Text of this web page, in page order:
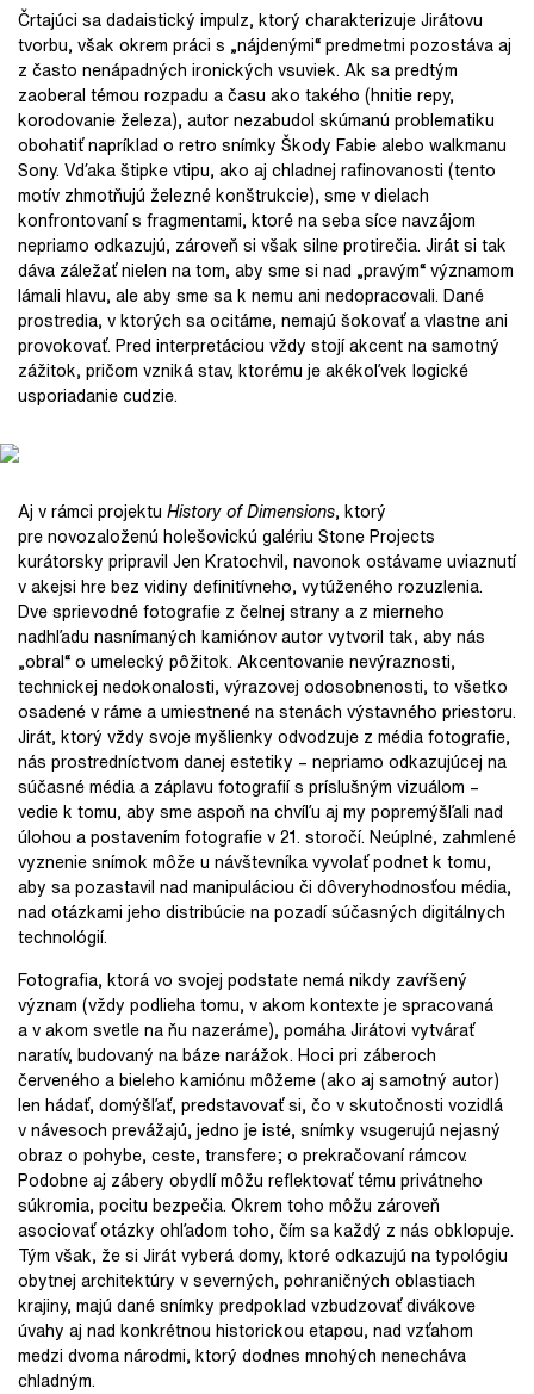
Črtajúci sa dadaistický impulz, ktorý charakterizuje Jirátovu
tvorbu, však okrem práci s „nájdenými“ predmetmi pozostáva aj
z často nenápadných ironických vsuviek. Ak sa predtým
zaoberal témou rozpadu a času ako takého (hnitie repy,
korodovanie železa), autor nezabudol skúmanú problematiku
obohatiť napríklad o retro snímky Škody Fabie alebo walkmanu
Sony. Vďaka štipke vtipu, ako aj chladnej rafinovanosti (tento
motív zhmotňujú železné konštrukcie), sme v dielach
konfrontovaní s fragmentami, ktoré na seba síce navzájom
nepriamo odkazujú, zároveň si však silne protirečia. Jirát si tak
dáva záležať nielen na tom, aby sme si nad „pravým“ významom
lámali hlavu, ale aby sme sa k nemu ani nedopracovali. Dané
prostredia, v ktorých sa ocitáme, nemajú šokovať a vlastne ani
provokovať. Pred interpretáciou vždy stojí akcent na samotný
zážitok, pričom vzniká stav, ktorému je akékoľvek logické
usporiadanie cudzie.
Aj v rámci projektu History of Dimensions, ktorý
pre novozaloženú holešovickú galériu Stone Projects
kurátorsky pripravil Jen Kratochvil, navonok ostávame uviaznutí
v akejsi hre bez vidiny definitívneho, vytúženého rozuzlenia.
Dve sprievodné fotografie z čelnej strany a z mierneho
nadhľadu nasnímaných kamiónov autor vytvoril tak, aby nás
„obral“ o umelecký pôžitok. Akcentovanie nevýraznosti,
technickej nedokonalosti, výrazovej odosobnenosti, to všetko
osadené v ráme a umiestnené na stenách výstavného priestoru.
Jirát, ktorý vždy svoje myšlienky odvodzuje z média fotografie,
nás prostredníctvom danej estetiky – nepriamo odkazujúcej na
súčasné média a záplavu fotografií s príslušným vizuálom –
vedie k tomu, aby sme aspoň na chvíľu aj my popremýšľali nad
úlohou a postavením fotografie v 21. storočí. Neúplné, zahmlené
vyznenie snímok môže u návštevníka vyvolať podnet k tomu,
aby sa pozastavil nad manipuláciou či dôveryhodnosťou média,
nad otázkami jeho distribúcie na pozadí súčasných digitálnych
technológií.
Fotografia, ktorá vo svojej podstate nemá nikdy zavŕšený
význam (vždy podlieha tomu, v akom kontexte je spracovaná
a v akom svetle na ňu nazeráme), pomáha Jirátovi vytvárať
naratív, budovaný na báze narážok. Hoci pri záberoch
červeného a bieleho kamiónu môžeme (ako aj samotný autor)
len hádať, domýšľať, predstavovať si, čo v skutočnosti vozidlá
v návesoch prevážajú, jedno je isté, snímky vsugerujú nejasný
obraz o pohybe, ceste, transfere; o prekračovaní rámcov.
Podobne aj zábery obydlí môžu reflektovať tému privátneho
súkromia, pocitu bezpečia. Okrem toho môžu zároveň
asociovať otázky ohľadom toho, čím sa každý z nás obklopuje.
Tým však, že si Jirát vyberá domy, ktoré odkazujú na typológiu
obytnej architektúry v severných, pohraničných oblastiach
krajiny, majú dané snímky predpoklad vzbudzovať divákove
úvahy aj nad konkrétnou historickou etapou, nad vzťahom
medzi dvoma národmi, ktorý dodnes mnohých nenecháva
chladným.